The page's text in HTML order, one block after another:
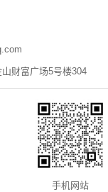
财富广场5号楼304
手机网站